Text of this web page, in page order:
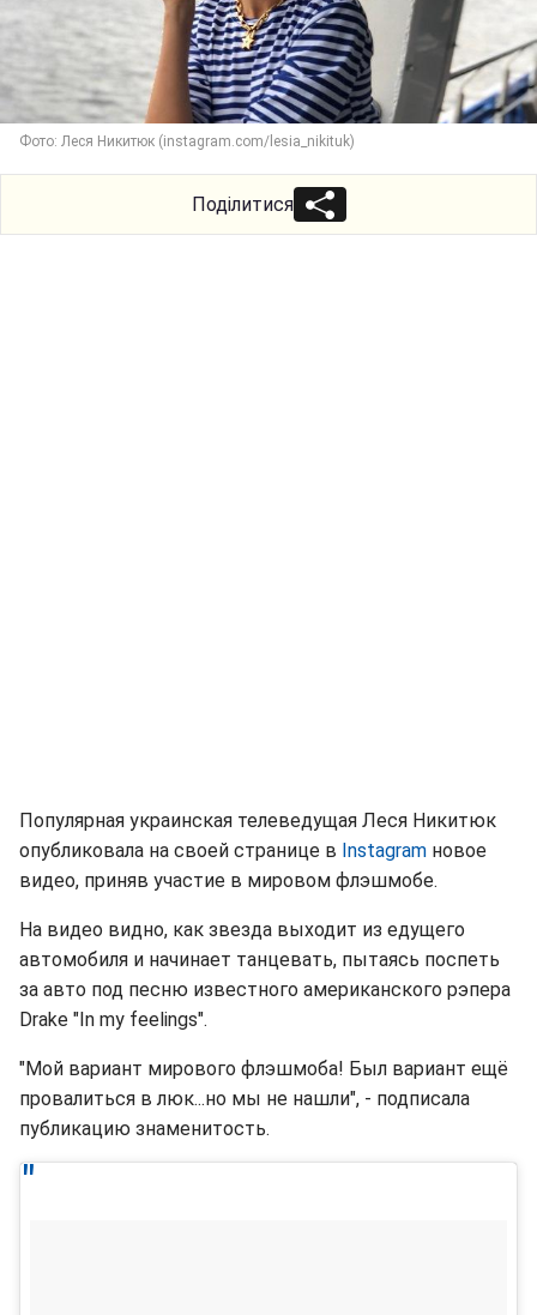
Фото: Леся Никитюк (instagram.com/lesia_nikituk)
Поділитися
Популярная украинская телеведущая Леся Никитюк
опубликовала на своей странице в Instagram новое
видео, приняв участие в мировом флэшмобе.
На видео видно, как звезда выходит из едущего
автомобиля и начинает танцевать, пытаясь поспеть
за авто под песню известного американского рэпера
Drake "In my feelings".
"Мой вариант мирового флэшмоба! Был вариант ещё
провалиться в люк...но мы не нашли", - подписала
публикацию знаменитость.